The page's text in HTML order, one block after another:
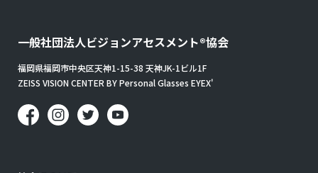
一般社団法人ビジョンアセスメント®協会
福岡県福岡市中央区天神1-15-38 天神JK-1ビル1F
ZEISS VISION CENTER BY Personal Glasses EYEX'